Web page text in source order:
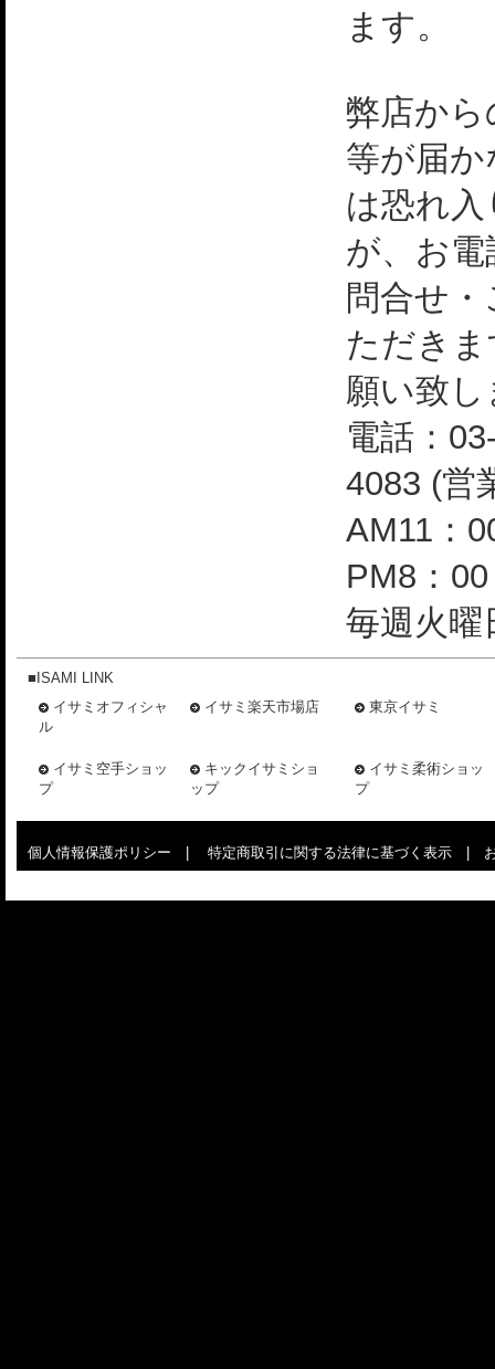
ます。
弊店か
等が届
は恐れ
が、お
問合せ
ただき
願い致
電話：
4083 (営
AM11：
PM8：
毎週火曜
■ISAMI LINK
イサミオフィシャ
ル
イサミ楽天市場店 東京イサミ
イサミ空手ショッ
プ
キックイサミショ
ップ
イサミ柔術ショッ
プ
個人情報保護ポリシー 特定商取引に関する法律に基づく表示